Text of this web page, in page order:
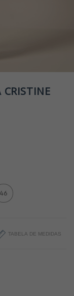
CRISTINE
46
TABELA DE MEDIDAS